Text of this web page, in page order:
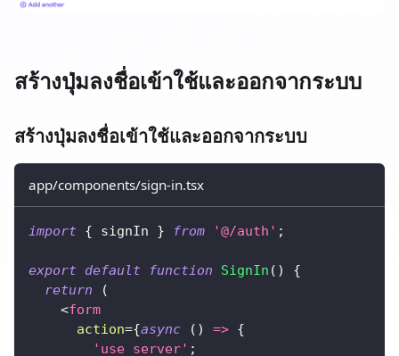
สร้างปุ่มลงชื่อเข้าใช้และออกจากระบบ
สร้างปุ่มลงชื่อเข้าใช้และออกจากระบบ
app/components/sign-in.tsx
import { signIn } from '@/auth' ;
export default function SignIn ( )
{
return
(
<form
action={async ( ) => {
'use server' ;